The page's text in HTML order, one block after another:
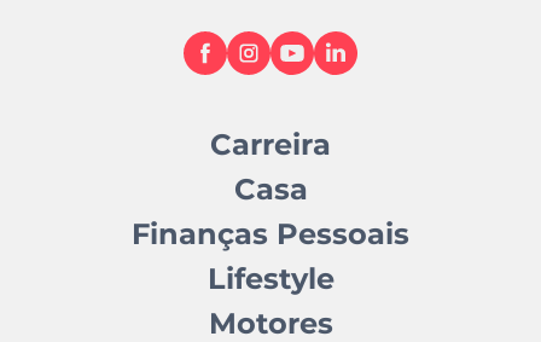
Carreira
Casa
Finanças Pessoais
Lifestyle
Motores